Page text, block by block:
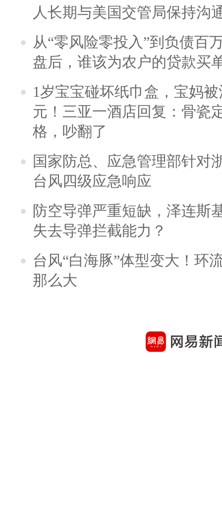
人长期与美国交管局保持沟
从“零风险零投入”到负债百
盘后，谁该为农户的贷款买
1岁宝宝碰坏纸巾盒，宝妈
元！三亚一酒店回复：骨瓷
格，吵翻了
国家防总、应急管理部针对
台风四级应急响应
防空导弹严重短缺，泽连斯
失去导弹拦截能力？
台风“白海豚”体型变大！环
那么大